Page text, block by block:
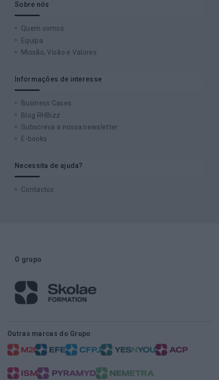
Sobre nós
Quem somos
Equipa
Missão, Visão e Valores
Informações de interesse
Business Cases
Blog RHBizz
Subscreva a nossa newsletter
E-books
Necessita de ajuda?
Contactos
O grupo
Outras marcas do Grupo